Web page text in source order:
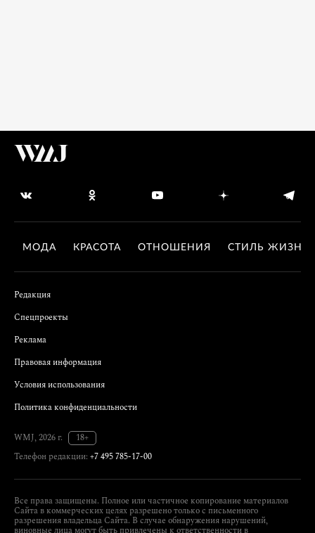
МОДА КРАСОТА ОТНОШЕНИЯ СТИЛЬ ЖИЗНИ
Редакция
Спецпроекты
Реклама
Правовая информация
Условия использования
Политика конфиденциальности
WMJ, 2026 г.
18+
Телефон редакции: +7 495 785-17-00
Все права защищены. Полное или частичное копирование материалов
Сайта в коммерческих целях разрешено только с письменного
разрешения владельца Сайта. В случае обнаружения нарушений,